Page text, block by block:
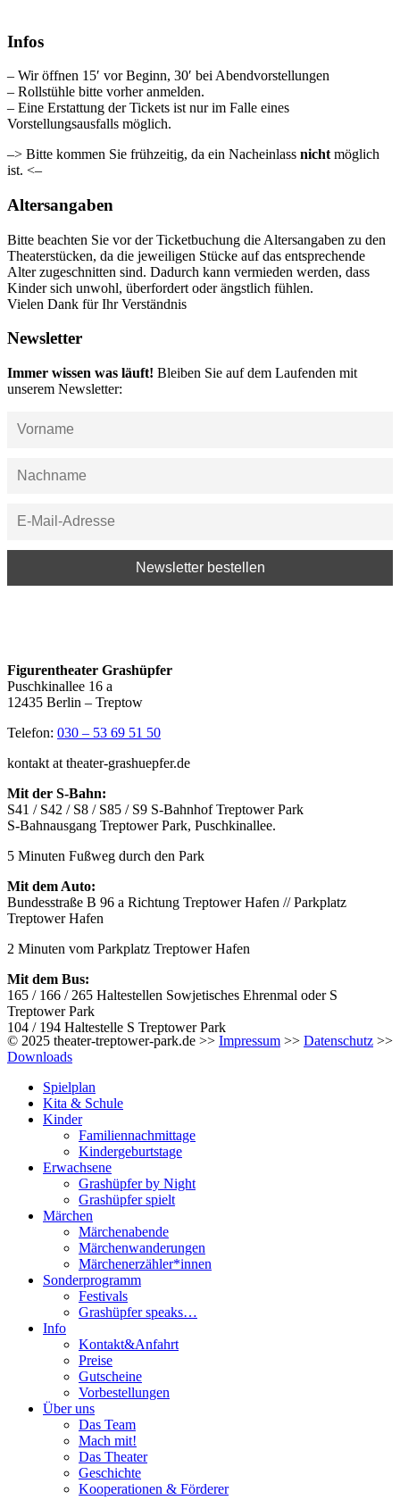
Infos
– Wir öffnen 15′ vor Beginn, 30′ bei Abendvorstellungen
– Rollstühle bitte vorher anmelden.
– Eine Erstattung der Tickets ist nur im Falle eines
Vorstellungsausfalls möglich.
–> Bitte kommen Sie frühzeitig, da ein Nacheinlass nicht möglich
ist. <–
Altersangaben
Bitte beachten Sie vor der Ticketbuchung die Altersangaben zu den
Theaterstücken, da die jeweiligen Stücke auf das entsprechende
Alter zugeschnitten sind. Dadurch kann vermieden werden, dass
Kinder sich unwohl, überfordert oder ängstlich fühlen.
Vielen Dank für Ihr Verständnis
Newsletter
Immer wissen was läuft! Bleiben Sie auf dem Laufenden mit
unserem Newsletter:
Figurentheater Grashüpfer
Puschkinallee 16 a
12435 Berlin – Treptow
Telefon: 030 – 53 69 51 50
kontakt at theater-grashuepfer.de
Mit der S-Bahn:
S41 / S42 / S8 / S85 / S9 S-Bahnhof Treptower Park
S-Bahnausgang Treptower Park, Puschkinallee.
5 Minuten Fußweg durch den Park
Mit dem Auto:
Bundesstraße B 96 a Richtung Treptower Hafen // Parkplatz
Treptower Hafen
2 Minuten vom Parkplatz Treptower Hafen
Mit dem Bus:
165 / 166 / 265 Haltestellen Sowjetisches Ehrenmal oder S
Treptower Park
104 / 194 Haltestelle S Treptower Park
© 2025 theater-treptower-park.de >> Impressum >> Datenschutz >>
Downloads
Spielplan
Kita & Schule
Kinder
Familiennachmittage
Kindergeburtstage
Erwachsene
Grashüpfer by Night
Grashüpfer spielt
Märchen
Märchenabende
Märchenwanderungen
Märchenerzähler*innen
Sonderprogramm
Festivals
Grashüpfer speaks…
Info
Kontakt&Anfahrt
Preise
Gutscheine
Vorbestellungen
Über uns
Das Team
Mach mit!
Das Theater
Geschichte
Kooperationen & Förderer